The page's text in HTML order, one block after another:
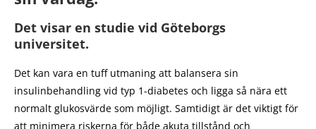
Det visar en studie vid Göteborgs
universitet.
Det kan vara en tuff utmaning att balansera sin
insulinbehandling vid typ 1-diabetes och ligga så nära ett
normalt glukosvärde som möjligt. Samtidigt är det viktigt för
att minimera riskerna för både akuta tillstånd och